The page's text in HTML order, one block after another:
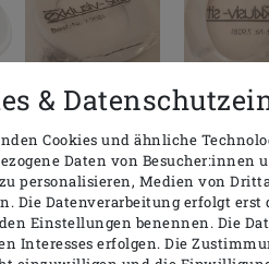
Technische Daten
WC Sitz ohne Deckel,
&
Cookies und ähnliche
Daten von Besucher:innen
personalisieren, Medien von
Die Datenverarbeitung erfolgt
Einstellungen benennen. Die
Interesses erfolgen. Die